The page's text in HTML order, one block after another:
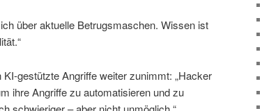
über aktuelle Betrugsmaschen. Wissen ist
gestützte Angriffe weiter zunimmt: „Hacker
ihre Angriffe zu automatisieren und zu